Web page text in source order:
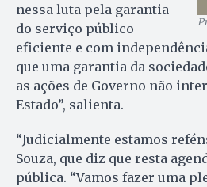
nessa luta pela garantia
do serviço público
eficiente e com
que uma garantia da
as ações de Governo não
Estado”, salienta.
“Judicialmente estamos
Souza, que diz que resta
pública. “Vamos fazer uma